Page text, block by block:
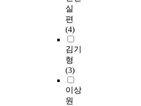
실
편
(4)
김기
형
(3)
이상
원